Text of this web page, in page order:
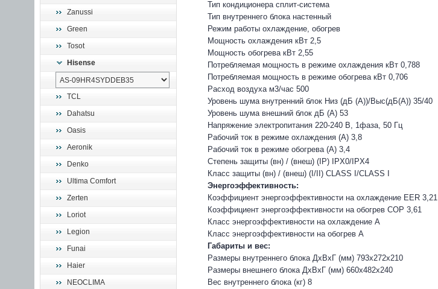
Zanussi
Green
Tosot
Hisense
TCL
Dahatsu
Oasis
Aeronik
Denko
Ultima Comfort
Zerten
Loriot
Legion
Funai
Haier
NEOCLIMA
Тип кондиционера сплит-система
Тип внутреннего блока настенный
Режим работы охлаждение, обогрев
Мощность охлаждения кВт 2,5
Мощность обогрева кВт 2,55
Потребляемая мощность в режиме охлаждения кВт 0,788
Потребляемая мощность в режиме обогрева кВт 0,706
Расход воздуха м3/час 500
Уровень шума внутренний блок Низ (дБ (A))/Выс(дБ(A)) 35/40
Уровень шума внешний блок дБ (A) 53
Напряжение электропитания 220-240 В, 1фаза, 50 Гц
Рабочий ток в режиме охлаждения (A) 3,8
Рабочий ток в режиме обогрева (A) 3,4
Степень защиты (вн) / (внеш) (IP) IPX0/IPX4
Класс защиты (вн) / (внеш) (I/II) CLASS I/CLASS I
Энергоэффективность:
Коэффициент энергоэффективности на охлаждение EER 3,21
Коэффициент энергоэффективности на обогрев COP 3,61
Класс энергоэффективности на охлаждение А
Класс энергоэффективности на обогрев А
Габариты и вес:
Размеры внутреннего блока ДхВхГ (мм) 793x272x210
Размеры внешнего блока ДхВхГ (мм) 660x482x240
Вес внутреннего блока (кг) 8